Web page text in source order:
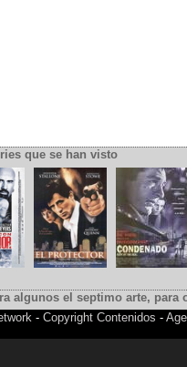
que se han visto
algunos el septimo arte,
- Copyright Contenidos -